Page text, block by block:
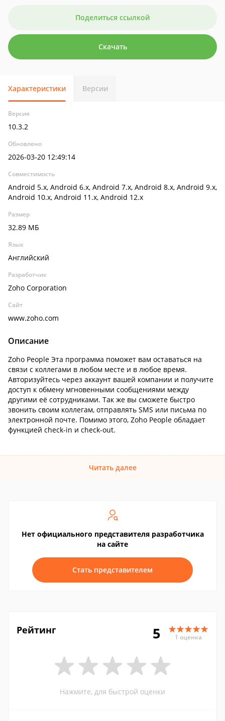
Поделиться ссылкой
Скачать
Характеристики Версии
Версия
10.3.2
Обновлено
2026-03-20 12:49:14
Совместимость
Android 5.x, Android 6.x, Android 7.x, Android 8.x, Android 9.x,
Android 10.x, Android 11.x, Android 12.x
Размер
32.89 МБ
Язык
Английский
Разработчик
Zoho Corporation
Сайт
www.zoho.com
Описание
Zoho People Эта программа поможет вам оставаться на
связи с коллегами в любом месте и в любое время.
Авторизуйтесь через аккаунт вашей компании и получите
доступ к обмену мгновенными сообщениями между
другими её сотрудниками. Так же вы сможете быстро
звонить своим коллегам, отправлять SMS или письма по
электронной почте. Помимо этого, Zoho People обладает
функцией check-in и check-out.
Читать далее
Нет официального представителя разработчика
на сайте
Стать представителем
Рейтинг 5 1 оценка
Нажмите, для быстрой оценки